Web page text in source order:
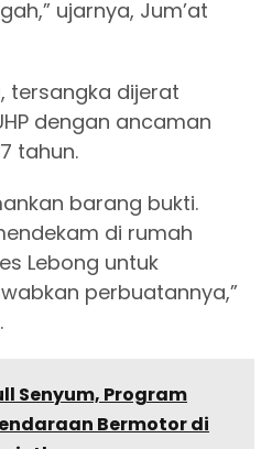
ujarnya, Jum’at
tersangka dijerat
dengan ancaman
tahun.
barang bukti.
di rumah
Lebong untuk
perbuatannya,”
Senyum, Program
Bermotor di